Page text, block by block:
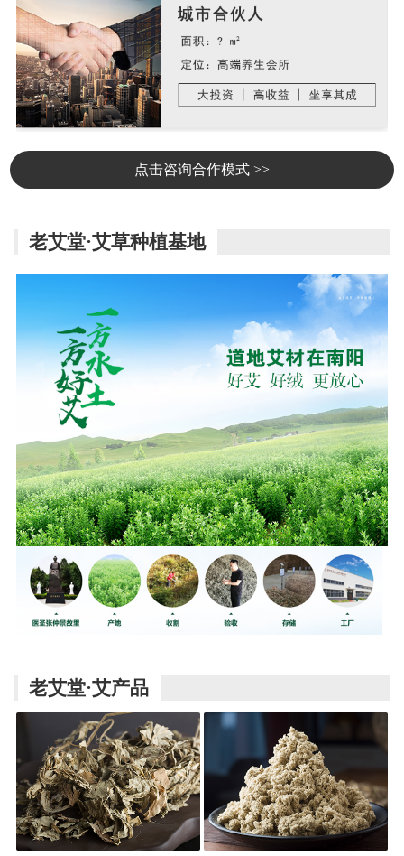
点击咨询合作模式 >>
老艾堂·艾草种植基地
老艾堂·艾产品